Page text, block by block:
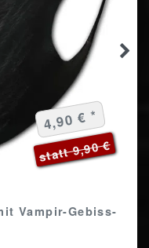
Vampir-Gebiss-
statt 9,90 €
4,90 € *